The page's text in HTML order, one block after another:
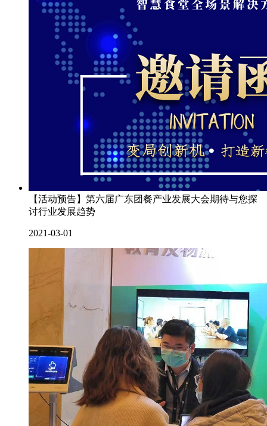
【活动预告】第六届广东团餐产业发展大会期待与您探
讨行业发展趋势
2021-03-01